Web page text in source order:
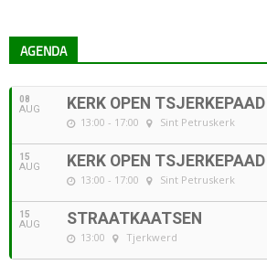
AGENDA
08
AUG KERK OPEN TSJERKEPAAD
13:00 - 17:00 Sint Petruskerk
15
AUG KERK OPEN TSJERKEPAAD
13:00 - 17:00 Sint Petruskerk
15
AUG STRAATKAATSEN
13:00 Tjerkwerd